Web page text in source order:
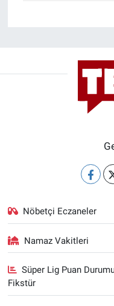
Nöbetçi Eczaneler
Namaz Vakitleri
Süper Lig Puan
Fikstür